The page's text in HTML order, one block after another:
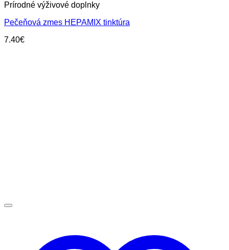
Prírodné výživové doplnky
Pečeňová zmes HEPAMIX tinktúra
7.40€